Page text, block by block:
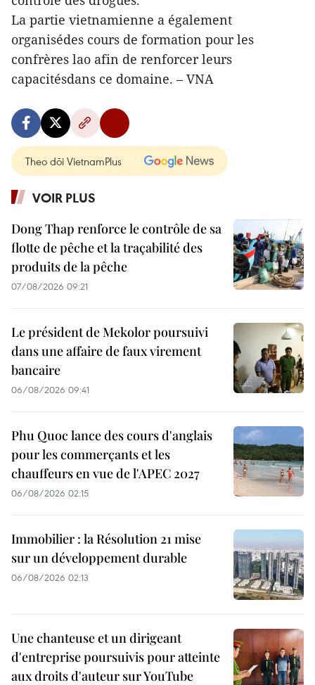
La partie vietnamienne a également
organisédes cours de formation pour les
confrères lao afin de renforcer leurs
capacitésdans ce domaine. – VNA
Theo dõi VietnamPlus
VOIR PLUS
Dong Thap renforce le contrôle de sa
flotte de pêche et la traçabilité des
produits de la pêche
07/08/2026 09:21
Le président de Mekolor poursuivi
dans une affaire de faux virement
bancaire
06/08/2026 09:41
Phu Quoc lance des cours d'anglais
pour les commerçants et les
chauffeurs en vue de l'APEC 2027
06/08/2026 02:15
Immobilier : la Résolution 21 mise
sur un développement durable
06/08/2026 02:13
Une chanteuse et un dirigeant
d'entreprise poursuivis pour atteinte
aux droits d'auteur sur YouTube